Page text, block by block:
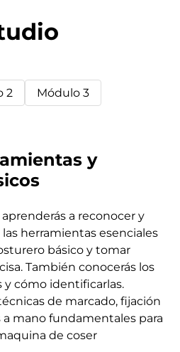
2
Módulo 3
y
a reconocer y
herramientas esenciales
básico y tomar
También conocerás los
cómo identificarlas.
de marcado, fijación
mano fundamentales para
de coser